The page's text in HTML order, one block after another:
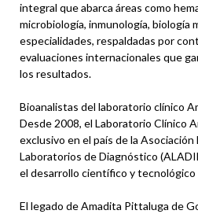
integral que abarca áreas como
microbiología, inmunología, biología
especialidades, respaldadas por
evaluaciones internacionales que
los resultados.
Bioanalistas del laboratorio clínico
Desde 2008, el Laboratorio Clínico
exclusivo en el país de la
Laboratorios de Diagnóstico
el desarrollo científico y
El legado de Amadita Pittaluga de